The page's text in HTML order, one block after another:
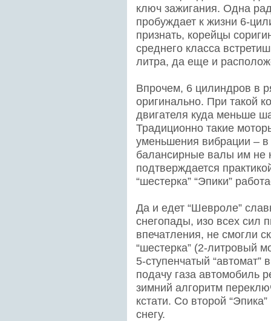
ключ зажигания. Одна
пробуждает к жизни 6-
признать, корейцы
среднего класса
литра, да еще и
Впрочем, 6 цилиндров в
оригинально. При такой
двигателя куда меньше
Традиционно такие
уменьшения вибрации – в
балансирные валы им не
подтверждается
“шестерка” “Эпики”
Да и едет “Шевроле”
снегопады, изо всех сил
впечатления, не смогли
“шестерка” (2-литровый
5-ступенчатый
подачу газа автомобиль
зимний алгоритм
кстати. Со второй
снегу.